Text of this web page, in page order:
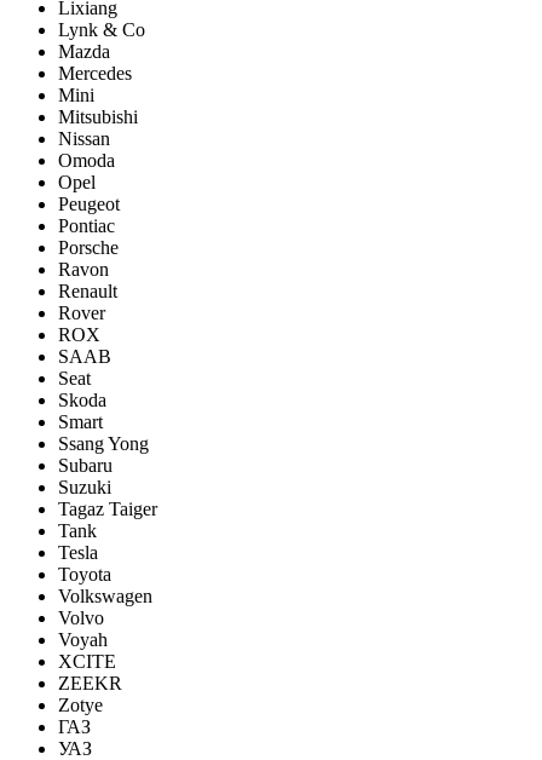
Lixiang
Lynk & Co
Mazda
Mercedes
Mini
Mitsubishi
Nissan
Omoda
Opel
Peugeot
Pontiac
Porsсhe
Ravon
Renault
Rover
ROX
SAAB
Seat
Skoda
Smart
Ssang Yong
Subaru
Suzuki
Tagaz Taiger
Tank
Tesla
Toyota
Volkswagen
Volvo
Voyah
XCITE
ZEEKR
Zotye
ГАЗ
УАЗ